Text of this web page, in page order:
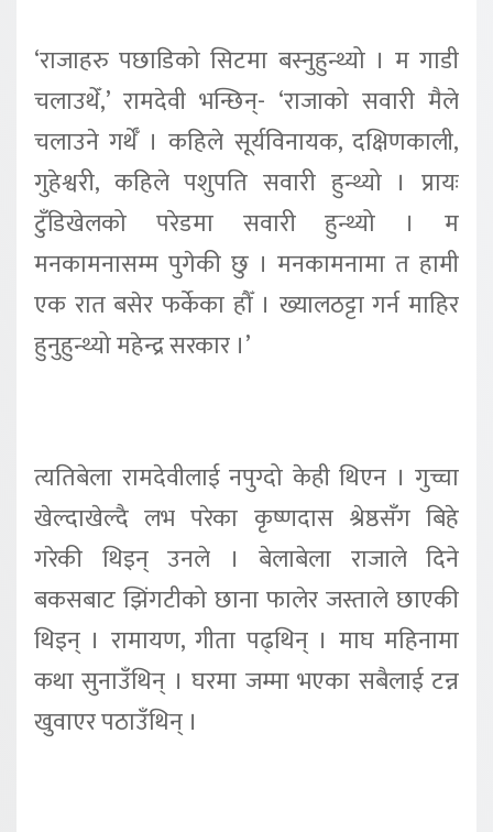
‘राजाहरु पछाडिको सिटमा बस्नुहुन्थ्यो । म गाडी
चलाउथेँ,’ रामदेवी भन्छिन्- ‘राजाको सवारी मैले
चलाउने गर्थेँ । कहिले सूर्यविनायक, दक्षिणकाली,
गुहेश्वरी, कहिले पशुपति सवारी हुन्थ्यो । प्रायः
टुँडिखेलको परेडमा सवारी हुन्थ्यो । म
मनकामनासम्म पुगेकी छु । मनकामनामा त हामी
एक रात बसेर फर्केका हौँ । ख्यालठट्टा गर्न माहिर
हुनुहुन्थ्यो महेन्द्र सरकार ।’
त्यतिबेला रामदेवीलाई नपुग्दो केही थिएन । गुच्चा
खेल्दाखेल्दै लभ परेका कृष्णदास श्रेष्ठसँग बिहे
गरेकी थिइन् उनले । बेलाबेला राजाले दिने
बकसबाट झिंगटीको छाना फालेर जस्ताले छाएकी
थिइन् । रामायण, गीता पढ्थिन् । माघ महिनामा
कथा सुनाउँथिन् । घरमा जम्मा भएका सबैलाई टन्न
खुवाएर पठाउँथिन् ।